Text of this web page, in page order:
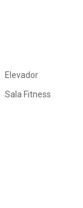
Elevador
Sala Fitness